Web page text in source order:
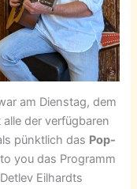
am Dienstag, dem
der verfügbaren
pünktlich das Pop-
you das Programm
Eilhardts